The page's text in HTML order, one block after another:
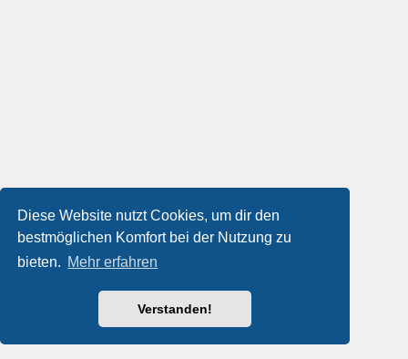
Diese Website nutzt Cookies, um dir den
bestmöglichen Komfort bei der Nutzung zu
bieten. Mehr erfahren
Verstanden!